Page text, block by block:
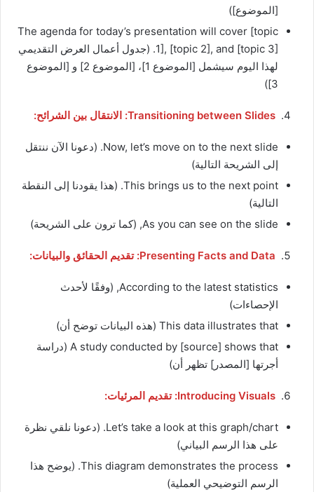
[الموضوع])
The agenda for today’s presentation will cover [topic
1], [topic 2], and [topic 3]. (جدول أعمال العرض التقديمي
لهذا اليوم سيشمل [الموضوع 1]، [الموضوع 2] و [الموضوع
3])
Transitioning between Slides: الانتقال بين الشرائح:
Now, let’s move on to the next slide. (دعونا الآن ننتقل
إلى الشريحة التالية)
This brings us to the next point. (هذا يقودنا إلى النقطة
التالية)
As you can see on the slide, (كما ترون على الشريحة)
Presenting Facts and Data: تقديم الحقائق والبيانات:
According to the latest statistics, (وفقًا لأحدث
الإحصاءات)
This data illustrates that (هذه البيانات توضح أن)
A study conducted by [source] shows that (دراسة
أجرتها [المصدر] تظهر أن)
Introducing Visuals: تقديم المرئيات:
Let’s take a look at this graph/chart. (دعونا نلقي نظرة
على هذا الرسم البياني)
This diagram demonstrates the process. (يوضح هذا
الرسم التوضيحي العملية)